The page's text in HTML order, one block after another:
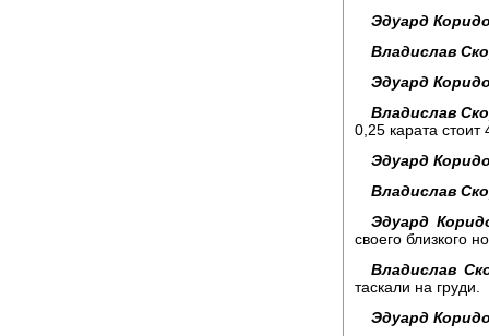
Эдуард
Владислав
Эдуард
Владислав
0,25 карата стоит
Эдуард
Владислав
Эдуард
своего близкого
Владислав
таскали на груди.
Эдуард